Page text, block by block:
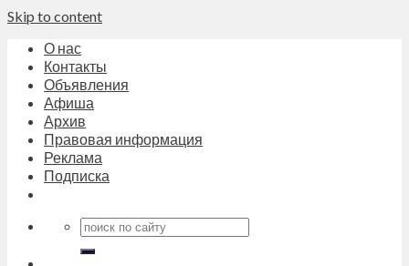
Skip to content
О нас
Контакты
Объявления
Афиша
Архив
Правовая информация
Реклама
Подписка